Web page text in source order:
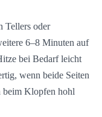
Tellers oder
6–8 Minuten auf
bei Bedarf leicht
wenn beide Seiten
beim Klopfen hohl